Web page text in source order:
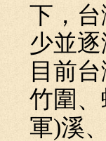
下，
少並
目前
竹圍
軍)溪